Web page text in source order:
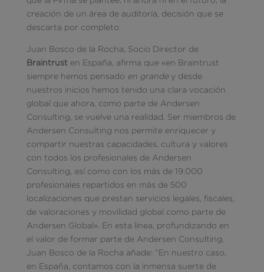
creación de un área de auditoría, decisión que se
descarta por completo.
Juan Bosco de la Rocha, Socio Director de
Braintrust en España, afirma que «en Braintrust
siempre hemos pensado en grande y desde
nuestros inicios hemos tenido una clara vocación
global que ahora, como parte de Andersen
Consulting, se vuelve una realidad. Ser miembros de
Andersen Consulting nos permite enriquecer y
compartir nuestras capacidades, cultura y valores
con todos los profesionales de Andersen
Consulting, así como con los más de 19.000
profesionales repartidos en más de 500
localizaciones que prestan servicios legales, fiscales,
de valoraciones y movilidad global como parte de
Andersen Global». En esta línea, profundizando en
el valor de formar parte de Andersen Consulting,
Juan Bosco de la Rocha añade: “En nuestro caso,
en España, contamos con la inmensa suerte de